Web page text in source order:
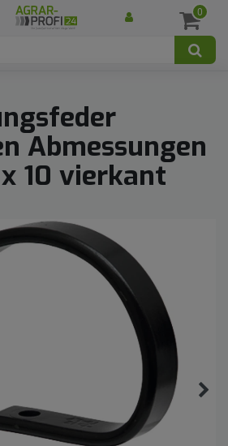
0
Abmessungen
10 vierkant